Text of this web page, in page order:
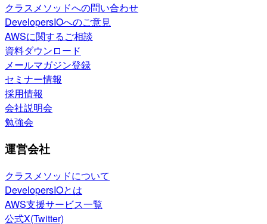
クラスメソッドへの問い合わせ
DevelopersIOへのご意見
AWSに関するご相談
資料ダウンロード
メールマガジン登録
セミナー情報
採用情報
会社説明会
勉強会
運営会社
クラスメソッドについて
DevelopersIOとは
AWS支援サービス一覧
公式X(Twitter)